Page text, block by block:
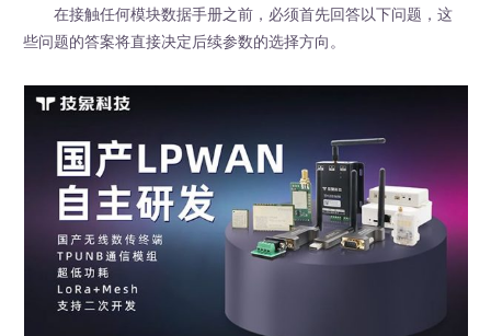
在接触任何模块数据手册之前，必须首先回答以下问题，这
些问题的答案将直接决定后续参数的选择方向。